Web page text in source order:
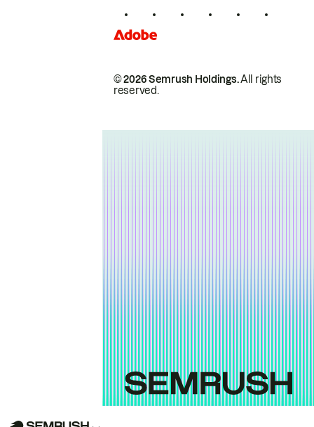
© 2026 Semrush Holdings.All rights
reserved.